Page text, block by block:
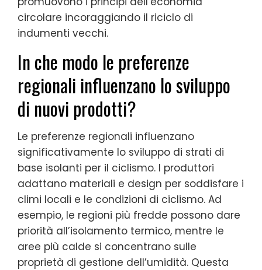
circolare incoraggiando il riciclo di
indumenti vecchi.
In che modo le preferenze
regionali influenzano lo sviluppo
di nuovi prodotti?
Le preferenze regionali influenzano
significativamente lo sviluppo di strati di
base isolanti per il ciclismo. I produttori
adattano materiali e design per soddisfare i
climi locali e le condizioni di ciclismo. Ad
esempio, le regioni più fredde possono dare
priorità all’isolamento termico, mentre le
aree più calde si concentrano sulle
proprietà di gestione dell’umidità. Questa